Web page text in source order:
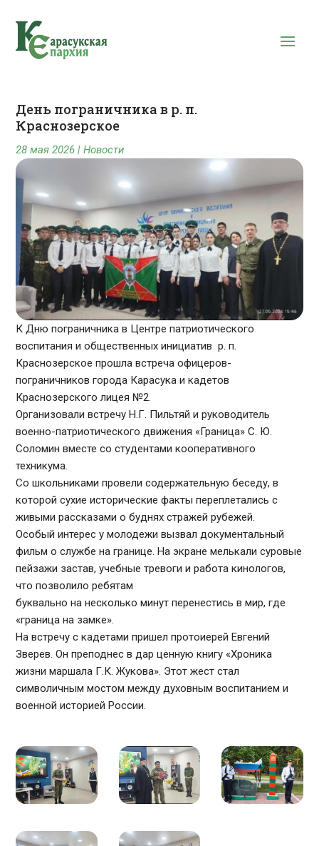
День пограничника в р. п.
Краснозерское
28 мая 2026 |Новости
К Дню пограничника в Центре патриотического
воспитания и общественных инициатив р. п.
Краснозерское прошла встреча офицеров-
пограничников города Карасука и кадетов
Краснозерского лицея №2.
Организовали встречу Н.Г. Пильтяй и руководитель
военно-патриотического движения «Граница» С. Ю.
Соломин вместе со студентами кооперативного
техникума.
Со школьниками провели содержательную беседу, в
которой сухие исторические факты переплетались с
живыми рассказами о буднях стражей рубежей.
Особый интерес у молодежи вызвал документальный
фильм о службе на границе. На экране мелькали суровые
пейзажи застав, учебные тревоги и работа кинологов,
что позволило ребятам
буквально на несколько минут перенестись в мир, где
«граница на замке».
На встречу с кадетами пришел протоиерей Евгений
Зверев. Он преподнес в дар ценную книгу «Хроника
жизни маршала Г.К. Жукова». Этот жест стал
символичным мостом между духовным воспитанием и
военной историей России.